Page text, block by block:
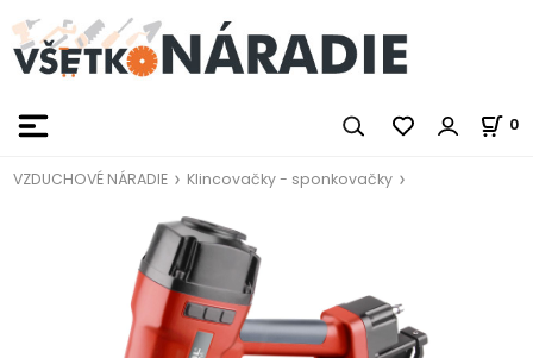
0
VZDUCHOVÉ NÁRADIE Klincovačky - sponkovačky